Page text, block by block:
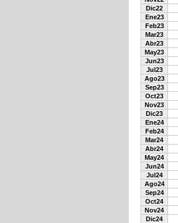
Dic22
Ene23
Feb23
Mar23
Abr23
May23
Jun23
Jul23
Ago23
Sep23
Oct23
Nov23
Dic23
Ene24
Feb24
Mar24
Abr24
May24
Jun24
Jul24
Ago24
Sep24
Oct24
Nov24
Dic24